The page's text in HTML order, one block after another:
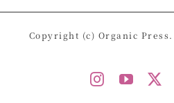
す
Copyright (c) Organic
Instagram